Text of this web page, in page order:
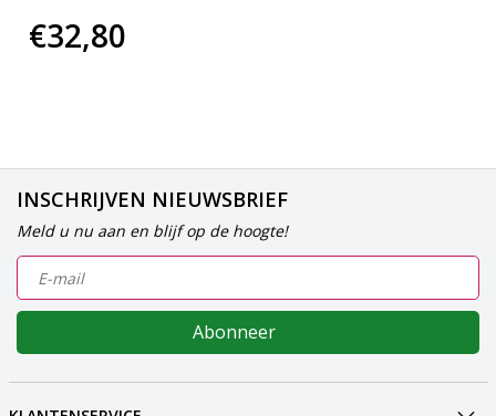
€32,80
INSCHRIJVEN NIEUWSBRIEF
Meld u nu aan en blijf op de hoogte!
Abonneer